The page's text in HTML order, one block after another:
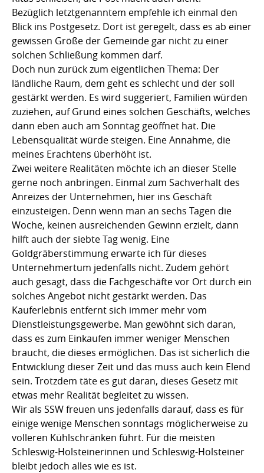
Bezüglich letztgenanntem empfehle ich einmal den
Blick ins Postgesetz. Dort ist geregelt, dass es ab einer
gewissen Größe der Gemeinde gar nicht zu einer
solchen Schließung kommen darf.
Doch nun zurück zum eigentlichen Thema: Der
ländliche Raum, dem geht es schlecht und der soll
gestärkt werden. Es wird suggeriert, Familien würden
zuziehen, auf Grund eines solchen Geschäfts, welches
dann eben auch am Sonntag geöffnet hat. Die
Lebensqualität würde steigen. Eine Annahme, die
meines Erachtens überhöht ist.
Zwei weitere Realitäten möchte ich an dieser Stelle
gerne noch anbringen. Einmal zum Sachverhalt des
Anreizes der Unternehmen, hier ins Geschäft
einzusteigen. Denn wenn man an sechs Tagen die
Woche, keinen ausreichenden Gewinn erzielt, dann
hilft auch der siebte Tag wenig. Eine
Goldgräberstimmung erwarte ich für dieses
Unternehmertum jedenfalls nicht. Zudem gehört
auch gesagt, dass die Fachgeschäfte vor Ort durch ein
solches Angebot nicht gestärkt werden. Das
Kauferlebnis entfernt sich immer mehr vom
Dienstleistungsgewerbe. Man gewöhnt sich daran,
dass es zum Einkaufen immer weniger Menschen
braucht, die dieses ermöglichen. Das ist sicherlich die
Entwicklung dieser Zeit und das muss auch kein Elend
sein. Trotzdem täte es gut daran, dieses Gesetz mit
etwas mehr Realität begleitet zu wissen.
Wir als SSW freuen uns jedenfalls darauf, dass es für
einige wenige Menschen sonntags möglicherweise zu
volleren Kühlschränken führt. Für die meisten
Schleswig-Holsteinerinnen und Schleswig-Holsteiner
bleibt jedoch alles wie es ist.